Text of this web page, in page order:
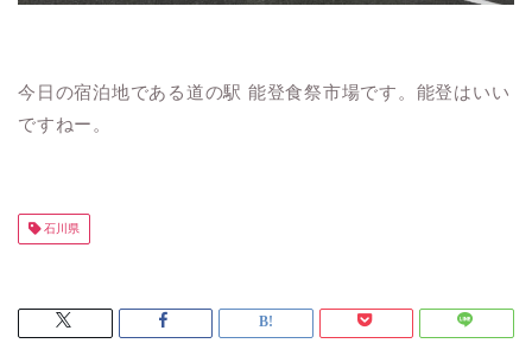
今日の宿泊地である道の駅 能登食祭市場です。能登はいい
ですねー。
石川県